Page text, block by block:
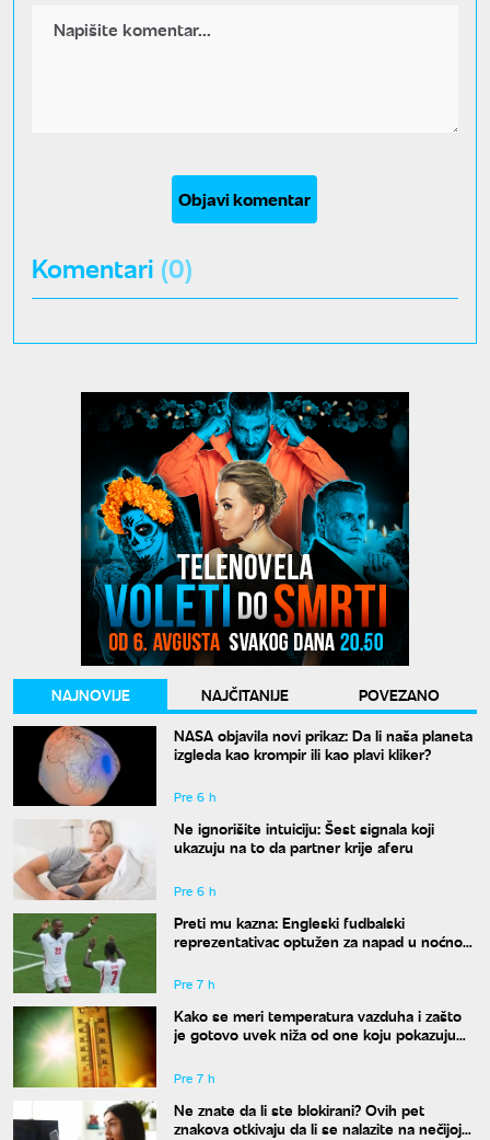
Objavi komentar
Komentari (0)
NAJNOVIJE NAJČITANIJE
POVEZANO
NASA objavila novi prikaz: Da li naša planeta
izgleda kao krompir ili kao plavi kliker?
Pre 6 h
Ne ignorišite intuiciju: Šest signala koji
ukazuju na to da partner krije aferu
Pre 6 h
Preti mu kazna: Engleski fudbalski
reprezentativac optužen za napad u noćnom
Pre 7 h
Kako se meri temperatura vazduha i zašto
je gotovo uvek niža od one koju pokazuju
Pre 7 h
Ne znate da li ste blokirani? Ovih pet
znakova otkivaju da li se nalazite na nečijoj